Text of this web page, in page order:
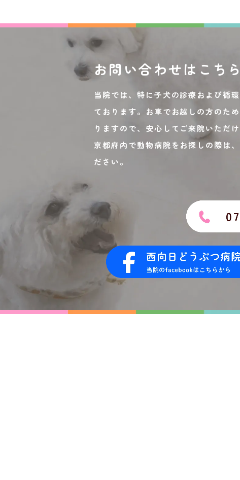
お問い合わせは こち
当院では、特に子犬の診療および循
ております。お車でお越しの方のた
りますので、安心してご来院いただけ
京都府内で動物病院をお探しの際は
ださい。